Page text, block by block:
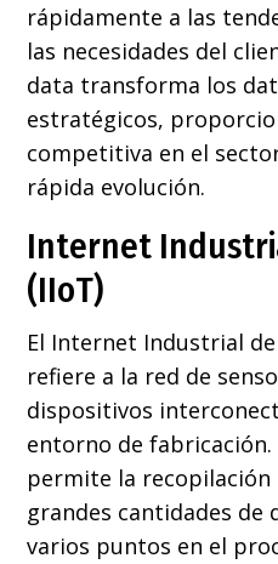
rápidamente a las
las necesidades del
data transforma los
estratégicos,
competitiva en el
rápida evolución.
Internet
(IIoT)
El Internet Industrial de
refiere a la red de
dispositivos
entorno de
permite la
grandes cantidades de
varios puntos en el